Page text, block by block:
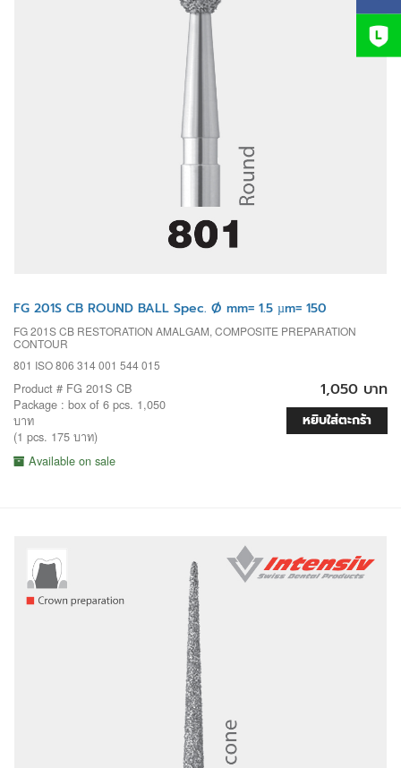
FG 201S CB ROUND BALL Spec. Ø mm= 1.5 µm= 150
FG 201S CB RESTORATION AMALGAM, COMPOSITE PREPARATION
CONTOUR
801 ISO 806 314 001 544 015
Product # FG 201S CB
Package : box of 6 pcs. 1,050
บาท
(1 pcs. 175 บาท)
Available on sale
1,050 บาท
หยิบใส่ตะกร้า